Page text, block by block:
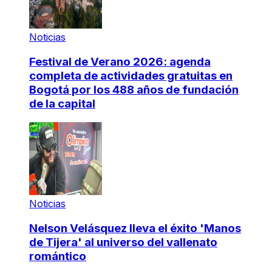
Noticias
Festival de Verano 2026: agenda
completa de actividades gratuitas en
Bogotá por los 488 años de fundación
de la capital
Noticias
Nelson Velásquez lleva el éxito 'Manos
de Tijera' al universo del vallenato
romántico